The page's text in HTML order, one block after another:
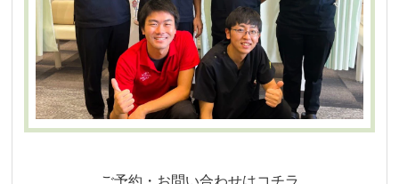
ご予約・お問い合わせはコチラ